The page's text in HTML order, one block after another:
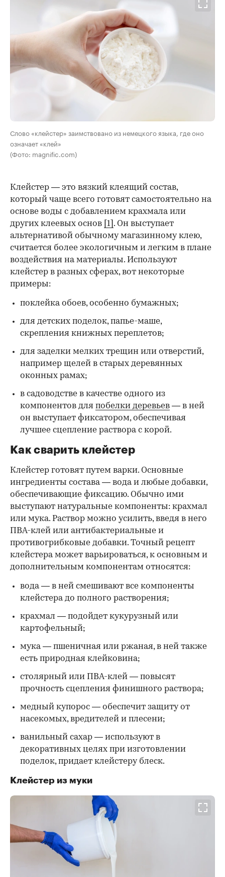
Слово «клейстер» заимствовано из немецкого языка, где оно
означает «клей»
(Фото: magnific.com)
00:00 / 00:00
Клейстер — это вязкий клеящий состав,
который чаще всего готовят самостоятельно на
основе воды с добавлением крахмала или
других клеевых основ [1] . Он выступает
альтернативой обычному магазинному клею,
считается более экологичным и легким в плане
воздействия на материалы. Используют
клейстер в разных сферах, вот некоторые
примеры:
поклейка обоев, особенно бумажных;
для детских поделок, папье-маше,
скрепления книжных переплетов;
для заделки мелких трещин или отверстий,
например щелей в старых деревянных
оконных рамах;
в садоводстве в качестве одного из
компонентов для побелки деревьев — в ней
он выступает фиксатором, обеспечивая
лучшее сцепление раствора с корой.
Как сварить клейстер
Клейстер готовят путем варки. Основные
ингредиенты состава — вода и любые добавки,
обеспечивающие фиксацию. Обычно ими
выступают натуральные компоненты: крахмал
или мука. Раствор можно усилить, введя в него
ПВА-клей или антибактериальные и
противогрибковые добавки. Точный рецепт
клейстера может варьироваться, к основным и
дополнительным компонентам относятся:
вода — в ней смешивают все компоненты
клейстера до полного растворения;
крахмал — подойдет кукурузный или
картофельный;
мука — пшеничная или ржаная, в ней также
есть природная клейковина;
столярный или ПВА-клей — повысят
прочность сцепления финишного раствора;
медный купорос — обеспечит защиту от
насекомых, вредителей и плесени;
ванильный сахар — используют в
декоративных целях при изготовлении
поделок, придает клейстеру блеск.
Клейстер из муки